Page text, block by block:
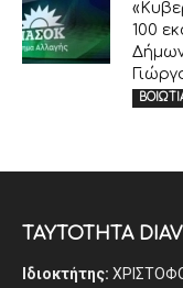
100
ΤΑΥΤΟΤΗΤΑ
Ιδιοκτήτης: